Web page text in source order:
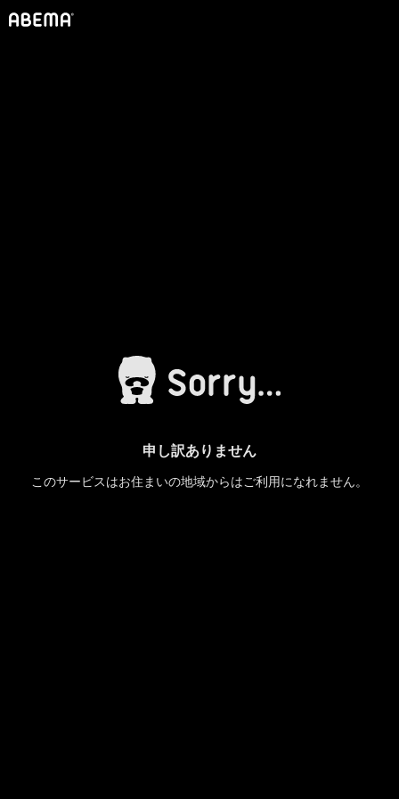
申し訳ありません
このサービスはお住まいの地域からはご利用になれません。